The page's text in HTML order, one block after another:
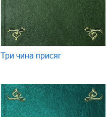
Три чина присяг